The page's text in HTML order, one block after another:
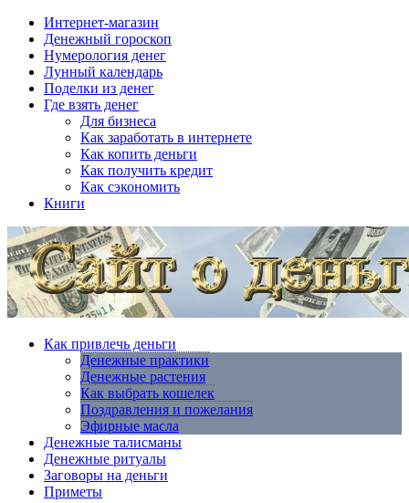
Интернет-магазин
Денежный гороскоп
Нумерология денег
Лунный календарь
Поделки из денег
Где взять денег
Для бизнеса
Как заработать в интернете
Как копить деньги
Как получить кредит
Как сэкономить
Книги
Как привлечь деньги
Денежные практики
Денежные растения
Как выбрать кошелек
Поздравления и пожелания
Эфирные масла
Денежные талисманы
Денежные ритуалы
Заговоры на деньги
Приметы